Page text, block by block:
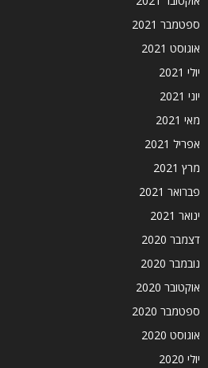
ספטמבר 2021
אוגוסט 2021
יולי 2021
יוני 2021
מאי 2021
אפריל 2021
מרץ 2021
פברואר 2021
ינואר 2021
דצמבר 2020
נובמבר 2020
אוקטובר 2020
ספטמבר 2020
אוגוסט 2020
יולי 2020